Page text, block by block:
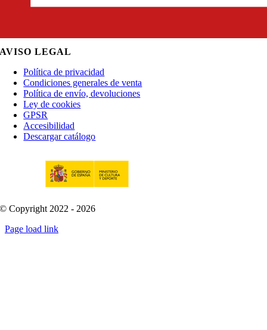
AVISO LEGAL
Política de privacidad
Condiciones generales de venta
Política de envío, devoluciones
Ley de cookies
GPSR
Accesibilidad
Descargar catálogo
© Copyright 2022 - 2026
Page load link